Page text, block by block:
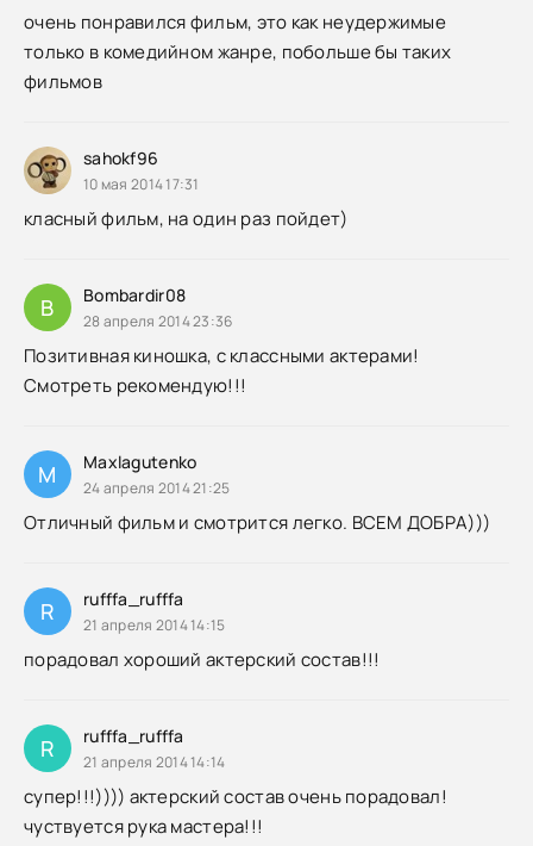
очень понравился фильм, это как неудержимые
только в комедийном жанре, побольше бы таких
фильмов
sahokf96
10 мая 2014 17:31
класный фильм, на один раз пойдет)
B Bombardir08
28 апреля 2014 23:36
Позитивная киношка, с классными актерами!
Смотреть рекомендую!!!
M Maxlagutenko
24 апреля 2014 21:25
Отличный фильм и смотрится легко. ВСЕМ ДОБРА)))
R rufffa_rufffa
21 апреля 2014 14:15
порадовал хороший актерский состав!!!
R rufffa_rufffa
21 апреля 2014 14:14
супер!!!)))) актерский состав очень порадовал!
чуствуется рука мастера!!!